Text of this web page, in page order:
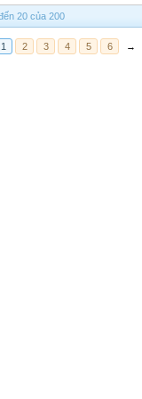
20 của 200
1 2 3 4 5 6 →